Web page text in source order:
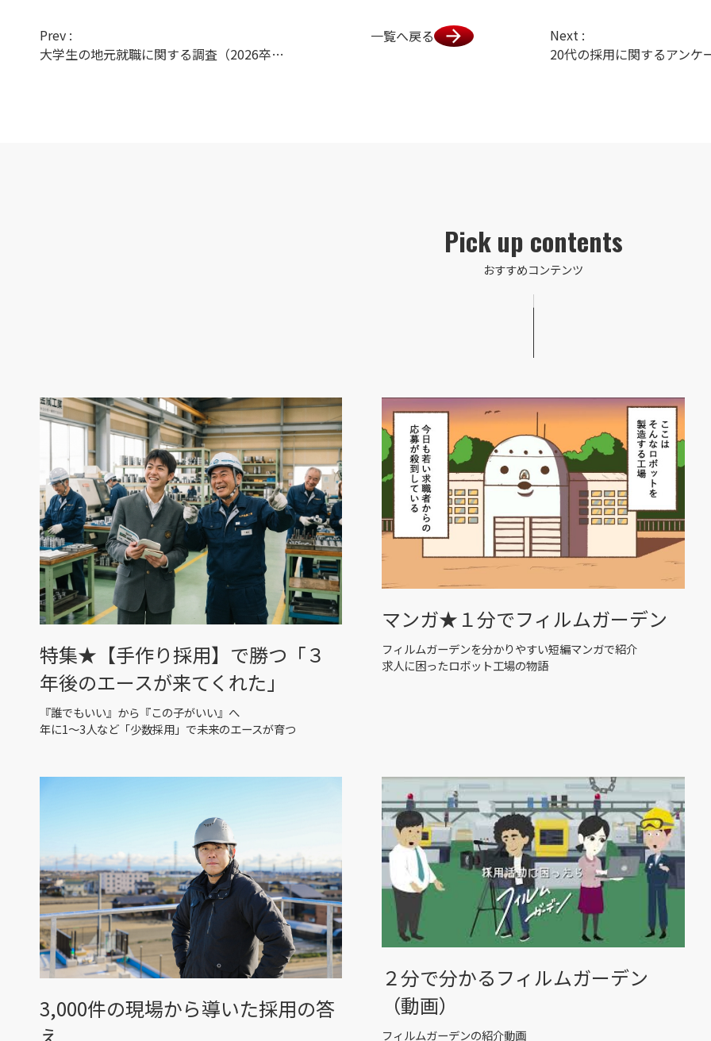
Prev :
大学生の地元就職に関する調査（2026卒業予定）
一覧へ戻る
Next :
20代の採用に関するアンケ
Pick up contents
おすすめコンテンツ
特集★【手作り採用】で勝つ「３
年後のエースが来てくれた」
『誰でもいい』から『この子がいい』へ
年に1〜3人など「少数採用」で未来のエースが育つ
マンガ★１分でフィルムガーデン
フィルムガーデンを分かりやすい短編マンガで紹介
求人に困ったロボット工場の物語
3,000件の現場から導いた採用の答
２分で分かるフィルムガーデン
（動画）
フィルムガーデンの紹介動画